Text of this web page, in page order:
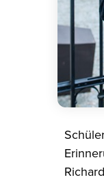
Richard